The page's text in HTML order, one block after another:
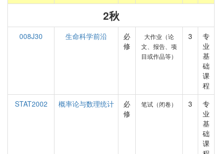
2秋
008J30 生命科学前沿
必
修
大作业（论
文、报告、项
目或作品等）
3
专
业
基
础
课
程
STAT2002
概率论与数理统计
必
修
笔试（闭卷） 3
专
业
基
础
课